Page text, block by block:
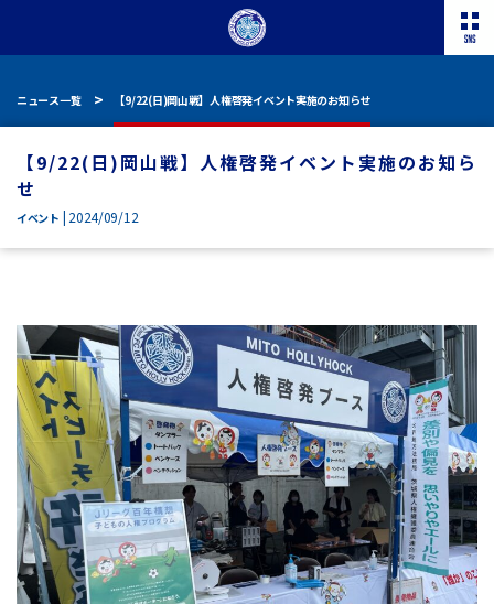
ニュース一覧 【9/22(日)岡山戦】人権啓発イベント実施のお知らせ
【9/22(日)岡山戦】人権啓発イベント実施のお知ら
せ
イベント | 2024/09/12